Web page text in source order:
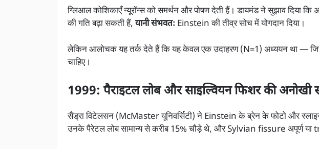
ग्लिआल कोशिकाएँ न्यूरॉन्स को समर्थन और पोषण देती हैं। डायमंड ने सुझाव दिया
की गति बढ़ा सकती हैं, यानी संभवतः Einstein की तीव्र सोच में योगदान दिया।
लेकिन आलोचक यह तर्क देते हैं कि यह केवल एक उदाहरण (N=1) अध्ययन था — जिसे
चाहिए।
1999: पैराइटल लोब और साइल्वियन फिशर की अनोखी
सैंड्रा विटेलसन (McMaster यूनिवर्सिटी) ने Einstein के ब्रेन के फोटो और स्लाइस
उनके पैरेटल लोब सामान्य से करीब 15% चौड़े थे, और Sylvian fissure अपूर्ण या